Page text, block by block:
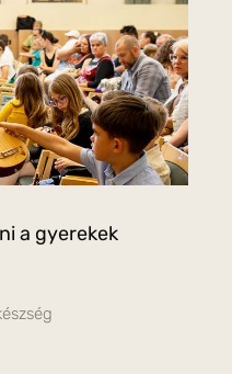
a gyerekek